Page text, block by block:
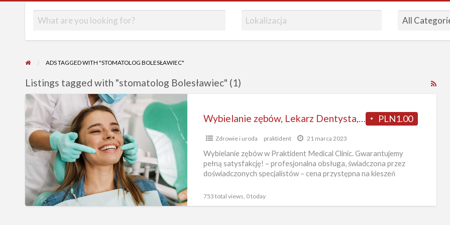
ADS TAGGED WITH "STOMATOLOG BOLESŁAWIEC"
RSS
Listings tagged with "stomatolog Bolesławiec" (1)
Wybielanie
zębów,
Lekarz
Dentysta,
Lekarz
Stomatolog
PLN1.00
Wybielanie zębów, Lekarz Dentysta, Lekarz Stomatolog
Zdrowie i uroda praktident 21 marca 2023
Wybielanie zębów w Praktident Medical Clinic. Gwarantujemy
pełną satysfakcję! – profesjonalna obsługa, świadczona przez
doświadczonych specjalistów – cena przystępna na kieszeń
753 total views, 0 today